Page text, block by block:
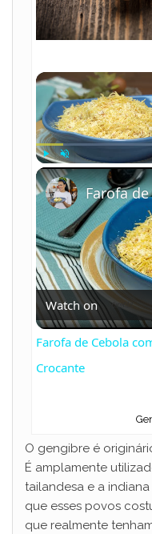
Play Unmute
Watch on
Farofa de Cebola
Crocante
O gengibre é
É amplamente
tailandesa e a
que esses povos
que realmente